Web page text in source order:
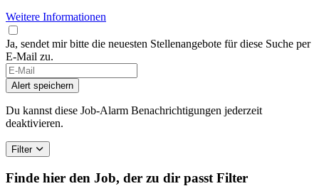
Weitere Informationen
Ja, sendet mir bitte die neuesten Stellenangebote für diese Suche per
E-Mail zu.
Alert speichern
Du kannst diese Job-Alarm Benachrichtigungen jederzeit
deaktivieren.
Filter
Finde hier den Job, der zu dir passt Filter